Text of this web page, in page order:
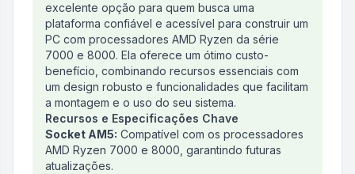
excelente opção para quem busca uma
plataforma confiável e acessível para construir um
PC com processadores AMD Ryzen da série
7000 e 8000. Ela oferece um ótimo custo-
benefício, combinando recursos essenciais com
um design robusto e funcionalidades que facilitam
a montagem e o uso do seu sistema.
Recursos e Especificações Chave
Socket AM5: Compatível com os processadores
AMD Ryzen 7000 e 8000, garantindo futuras
atualizações.